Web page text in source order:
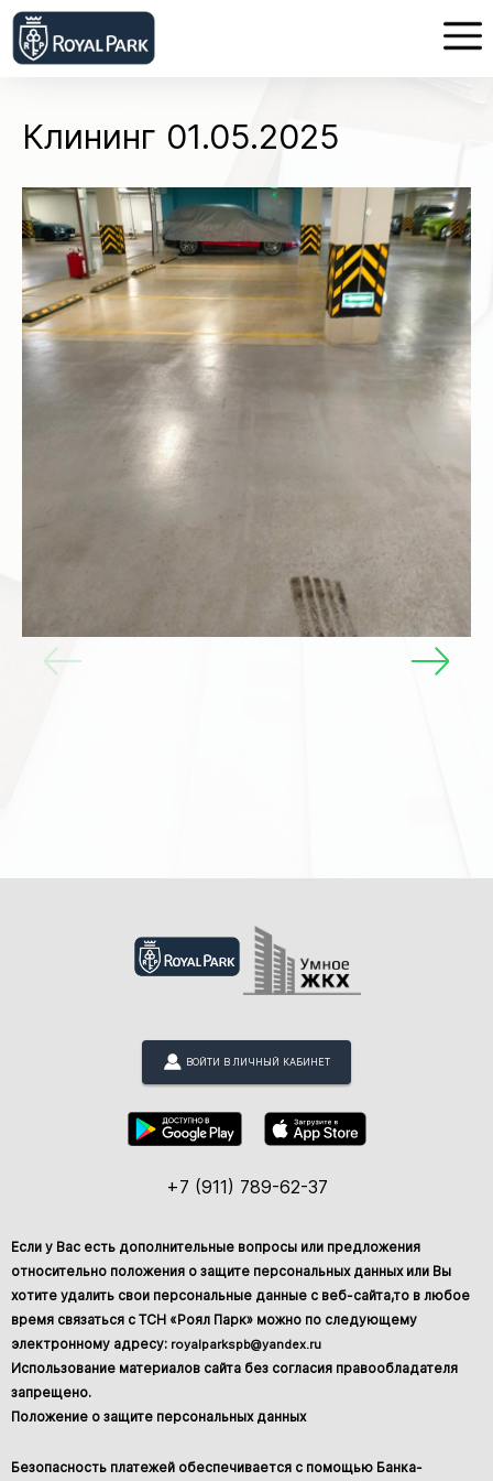
Клининг 01.05.2025
ВОЙТИ В ЛИЧНЫЙ КАБИНЕТ
+7 (911) 789-62-37
Если у Вас есть дополнительные вопросы или предложения
относительно положения о защите персональных данных или Вы
хотите удалить свои персональные данные с веб-сайта,то в любое
время связаться с ТСН «Роял Парк» можно по следующему
электронному адресу: royalparkspb@yandex.ru
Использование материалов сайта без согласия правообладателя
запрещено.
Положение о защите персональных данных
Безопасность платежей обеспечивается с помощью Банка-